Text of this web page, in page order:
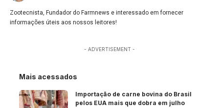
Zootecnista, Fundador do Farmnews e interessado em fornecer
informações úteis aos nossos leitores!
- ADVERTISEMENT -
Mais acessados
Importação de carne bovina do Brasil
pelos EUA mais que dobra em julho